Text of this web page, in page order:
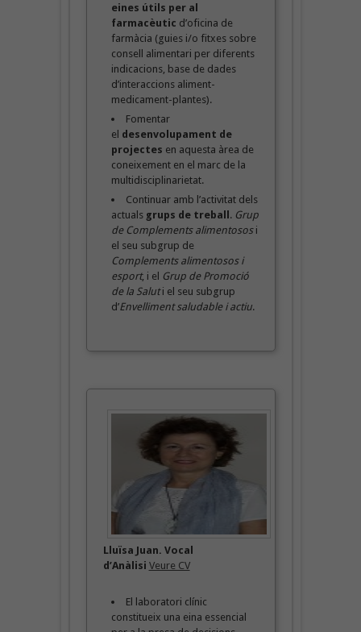
eines útils per al
farmacèutic d’oficina de
farmàcia (guies i/o fitxes sobre
consell alimentari per diferents
indicacions, base de dades
d’interaccions aliment-
medicament-plantes).
Fomentar
el desenvolupament de
projectes en aquesta àrea de
coneixement en el marc de la
multidisciplinarietat.
Continuar amb l’activitat dels
actuals grups de treball . Grup
de Complements alimentososi
el seu subgrup de
Complements alimentosos i
esport, i el Grup de Promoció
de la Saluti el seu subgrup
d’Envelliment saludable i actiu.
Lluïsa Juan. Vocal
d’Anàlisi Veure CV
El laboratori clínic
constitueix una eina essencial